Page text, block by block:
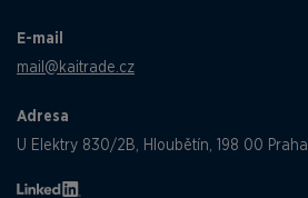
E-mail
mail@kaitrade.cz
Adresa
U Elektry 830/2B, Hloubětín, 198 00 Praha